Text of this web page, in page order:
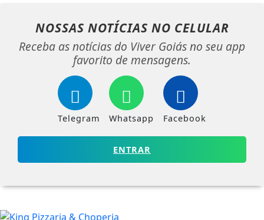
NOSSAS NOTÍCIAS NO CELULAR
Receba as notícias do Viver Goiás no seu app
favorito de mensagens.
Telegram Whatsapp Facebook
ENTRAR